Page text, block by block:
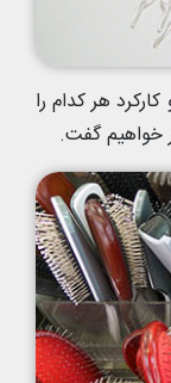
هر کدام را
خواهیم گفت.